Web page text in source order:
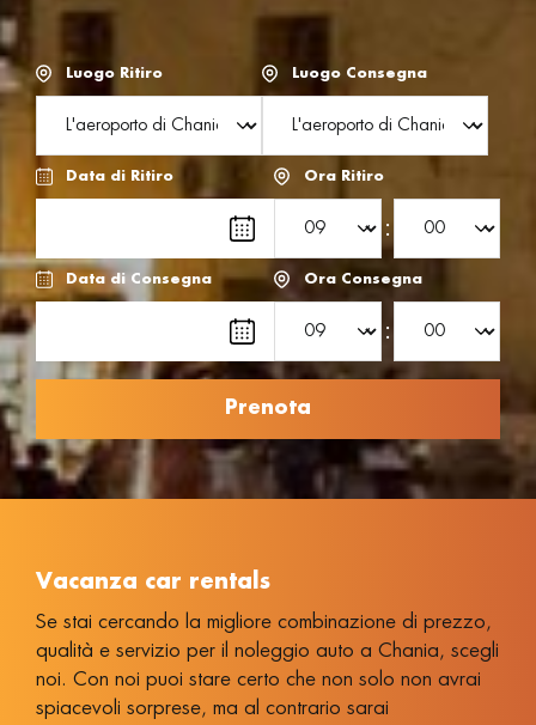
Luogo Ritiro Luogo Consegna
Data di Ritiro Ora Ritiro
:
Data di Consegna Ora Consegna
:
Vacanza car rentals
Se stai cercando la migliore combinazione di prezzo,
qualità e servizio per il noleggio auto a Chania, scegli
noi. Con noi puoi stare certo che non solo non avrai
spiacevoli sorprese, ma al contrario sarai